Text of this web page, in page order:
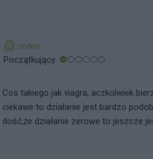
ordon
Początkujący
Cos takiego jak viagra, aczkolwiek
ciekawe to działanie jest bardzo
dość,że działanie zerowe to jeszcze